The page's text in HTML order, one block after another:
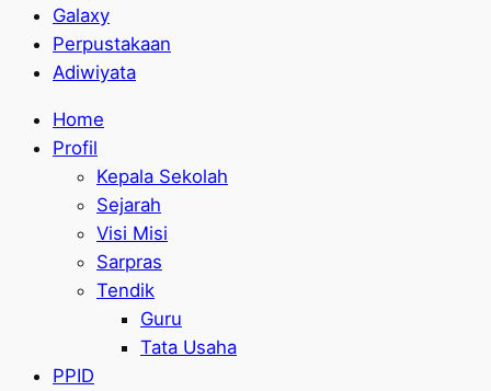
Galaxy
Perpustakaan
Adiwiyata
Home
Profil
Kepala Sekolah
Sejarah
Visi Misi
Sarpras
Tendik
Guru
Tata Usaha
PPID